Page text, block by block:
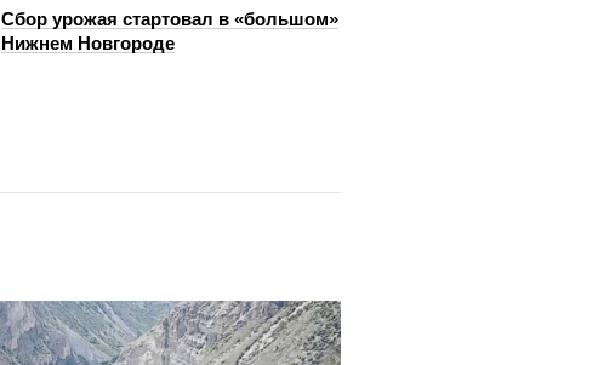
Сбор урожая стартовал в «большом»
Нижнем Новгороде